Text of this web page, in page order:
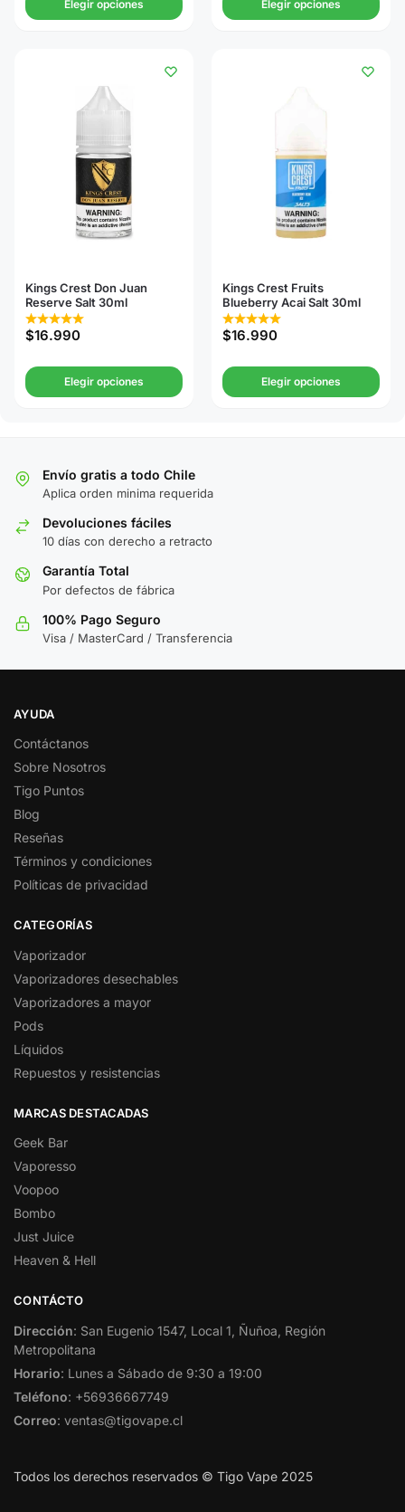
Elegir opciones Elegir opciones
Kings Crest Don Juan
Reserve Salt 30ml
$16.990
Elegir opciones
Kings Crest Fruits
Blueberry Acai Salt 30ml
$16.990
Elegir opciones
Envío gratis a todo Chile
Aplica orden minima requerida
Devoluciones fáciles
10 días con derecho a retracto
Garantía Total
Por defectos de fábrica
100% Pago Seguro
Visa / MasterCard / Transferencia
AYUDA
Contáctanos
Sobre Nosotros
Tigo Puntos
Blog
Reseñas
Términos y condiciones
Políticas de privacidad
CATEGORÍAS
Vaporizador
Vaporizadores desechables
Vaporizadores a mayor
Pods
Líquidos
Repuestos y resistencias
MARCAS DESTACADAS
Geek Bar
Vaporesso
Voopoo
Bombo
Just Juice
Heaven & Hell
CONTÁCTO
Dirección: San Eugenio 1547, Local 1, Ñuñoa, Región
Metropolitana
Horario: Lunes a Sábado de 9:30 a 19:00
Teléfono: +56936667749
Correo: ventas@tigovape.cl
Todos los derechos reservados © Tigo Vape 2025